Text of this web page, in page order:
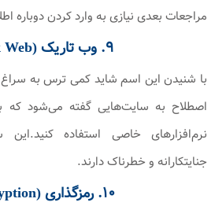
مراجعات بعدی نیازی به وارد کردن دوباره
۹. وب تاریک (Dark Web)
با شنیدن این اسم شاید کمی ترس به سراغ
اصطلاح به سایت‌هایی گفته می‌شود که
نرم‌افزارهای خاصی استفاده
جنایتکارانه و خطرناک دارند.
۱۰. رمزگذاری (Encryption)